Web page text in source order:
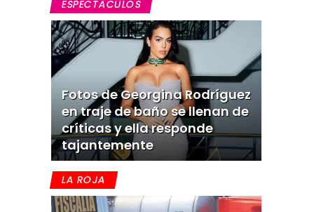
ESPECTACULOS
Fotos de Georgina Rodríguez
en traje de baño se llenan de
críticas y ella responde
tajantemente
LA ROJA